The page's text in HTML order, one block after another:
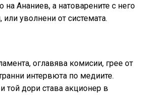
на Ананиев, а натоварените с него
или уволнени от системата.
оглавява комисии, грее от
интервюта по медиите.
той дори става акционер в